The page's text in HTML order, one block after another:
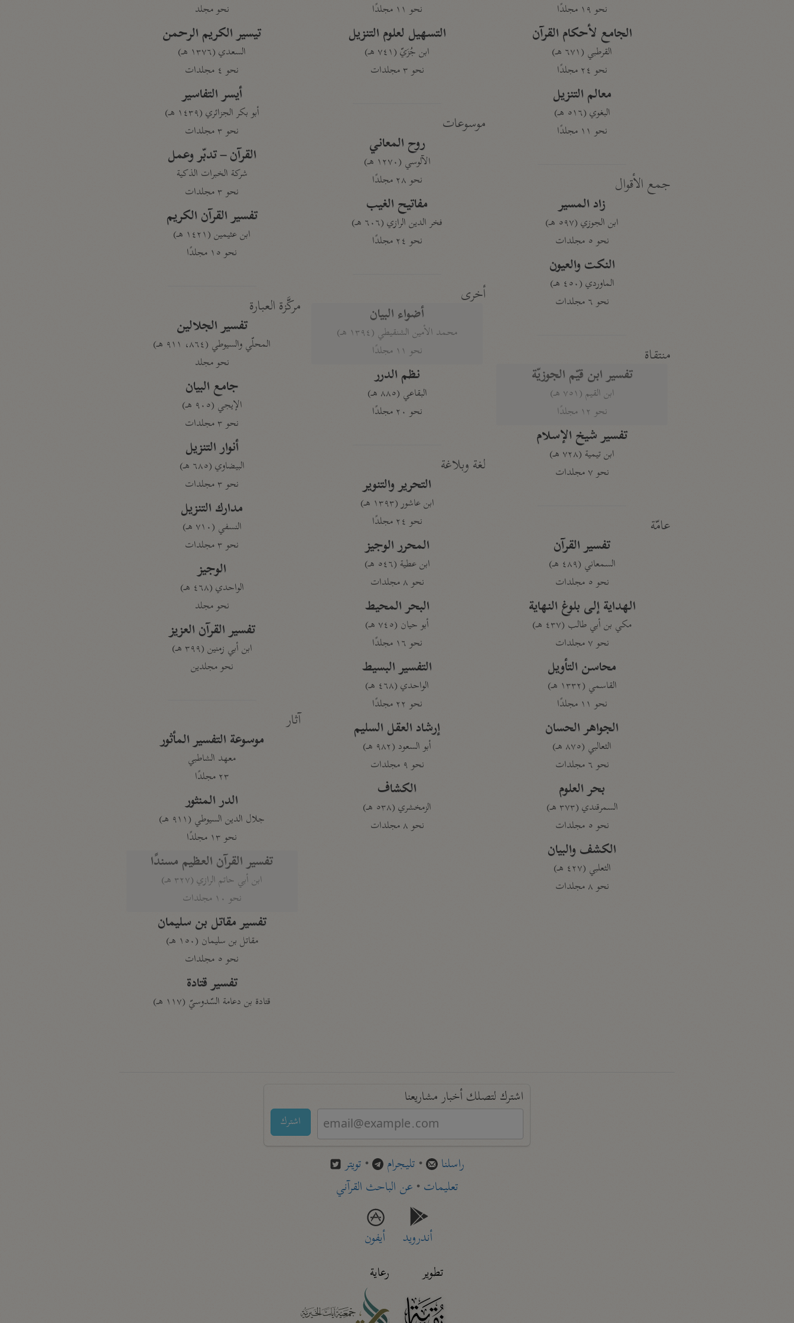
نحو ١٩ مجلدًا
الجامع لأحكام القرآن
القرطبي (٦٧١ هـ)
نحو ٢٤ مجلدًا
معالم التنزيل
البغوي (٥١٦ هـ)
نحو ١١ مجلدًا
جمع الأقوال
زاد المسير
ابن الجوزي (٥٩٧ هـ)
نحو ٥ مجلدات
النكت والعيون
الماوردي (٤٥٠ هـ)
نحو ٦ مجلدات
منتقاة
تفسير ابن قيّم الجوزيّة
ابن القيم (٧٥١ هـ)
نحو ١٢ مجلدًا
تفسير شيخ الإسلام
ابن تيمية (٧٢٨ هـ)
نحو ٧ مجلدات
عامّة
تفسير القرآن
السمعاني (٤٨٩ هـ)
نحو ٥ مجلدات
الهداية إلى بلوغ النهاية
مكي بن أبي طالب (٤٣٧ هـ)
نحو ٧ مجلدات
محاسن التأويل
القاسمي (١٣٣٢ هـ)
نحو ١١ مجلدًا
الجواهر الحسان
الثعالبي (٨٧٥ هـ)
نحو ٦ مجلدات
بحر العلوم
السمرقندي (٣٧٣ هـ)
نحو ٥ مجلدات
الكشف والبيان
الثعلبي (٤٢٧ هـ)
نحو ٨ مجلدات
نحو ١١ مجلدًا
التسهيل لعلوم التنزيل
ابن جُزَيّ (٧٤١ هـ)
نحو ٣ مجلدات
موسوعات
روح المعاني
الآلوسي (١٢٧٠ هـ)
نحو ٢٨ مجلدًا
مفاتيح الغيب
فخر الدين الرازي (٦٠٦ هـ)
نحو ٢٤ مجلدًا
أخرى
أضواء البيان
محمد الأمين الشنقيطي (١٣٩٤ هـ)
نحو ١١ مجلدًا
نظم الدرر
البقاعي (٨٨٥ هـ)
نحو ٢٠ مجلدًا
لغة وبلاغة
التحرير والتنوير
ابن عاشور (١٣٩٣ هـ)
نحو ٢٤ مجلدًا
المحرر الوجيز
ابن عطية (٥٤٦ هـ)
نحو ٨ مجلدات
البحر المحيط
أبو حيان (٧٤٥ هـ)
نحو ١٦ مجلدًا
التفسير البسيط
الواحدي (٤٦٨ هـ)
نحو ٢٢ مجلدًا
إرشاد العقل السليم
أبو السعود (٩٨٢ هـ)
نحو ٩ مجلدات
الكشاف
الزمخشري (٥٣٨ هـ)
نحو ٨ مجلدات
نحو مجلد
تيسير الكريم الرحمن
السعدي (١٣٧٦ هـ)
نحو ٤ مجلدات
أيسر التفاسير
أبو بكر الجزائري (١٤٣٩ هـ)
نحو ٣ مجلدات
القرآن – تدبّر وعمل
شركة الخبرات الذكية
نحو ٣ مجلدات
تفسير القرآن الكريم
ابن عثيمين (١٤٢١ هـ)
نحو ١٥ مجلدًا
مركَّزة العبارة
تفسير الجلالين
المحلّي والسيوطي (٨٦٤، ٩١١ هـ)
نحو مجلد
جامع البيان
الإيجي (٩٠٥ هـ)
نحو ٣ مجلدات
أنوار التنزيل
البيضاوي (٦٨٥ هـ)
نحو ٣ مجلدات
مدارك التنزيل
النسفي (٧١٠ هـ)
نحو ٣ مجلدات
الوجيز
الواحدي (٤٦٨ هـ)
نحو مجلد
تفسير القرآن العزيز
ابن أبي زمنين (٣٩٩ هـ)
نحو مجلدين
آثار
موسوعة التفسير المأثور
معهد الشاطبي
٢٣ مجلدًا
الدر المنثور
جلال الدين السيوطي (٩١١ هـ)
نحو ١٣ مجلدًا
تفسير القرآن العظيم مسندًا
ابن أبي حاتم الرازي (٣٢٧ هـ)
نحو ١٠ مجلدات
تفسير مقاتل بن سليمان
مقاتل بن سليمان (١٥٠ هـ)
نحو ٥ مجلدات
تفسير قتادة
قتادة بن دعامة السّدوسيّ (١١٧ هـ)
اشترك لتصلك أخبار مشاريعنا
اشترك
راسلنا • تليجرام • تويتر
تعليمات• عن الباحث القرآني
أندرويد
أيفون
تطوير
رعاية